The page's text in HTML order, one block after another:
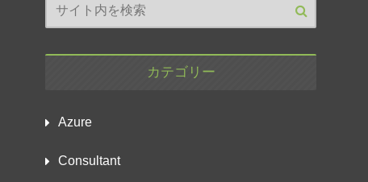
カテゴリー
Azure
Consultant